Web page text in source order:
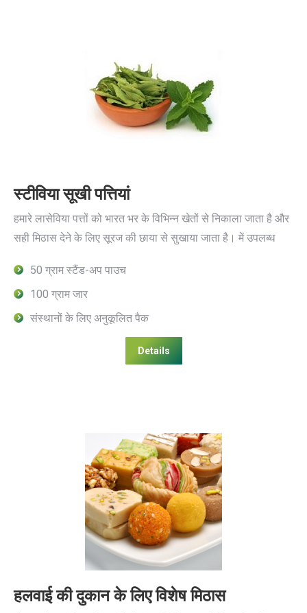
स्टीविया सूखी पत्तियां
हमारे लासेविया पत्तों को भारत भर के विभिन्न खेतों से निकाला जाता है और
सही मिठास देने के लिए सूरज की छाया से सुखाया जाता है। में उपलब्ध
50 ग्राम स्टैंड-अप पाउच
100 ग्राम जार
संस्थानों के लिए अनुकूलित पैक
Details
हलवाई की दुकान के लिए विशेष मिठास